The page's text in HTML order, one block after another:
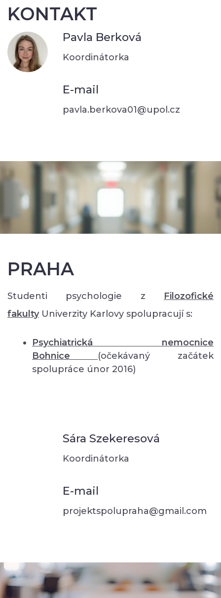
KONTAKT
Pavla Berková
Koordinátorka
E-mail
pavla.berkova01@upol.cz
PRAHA
Studenti psychologie z Filozofické
fakulty Univerzity Karlovy spolupracují s:
Psychiatrická nemocnice
Bohnice (očekávaný začátek
spolupráce únor 2016)
Sára Szekeresová
Koordinátorka
E-mail
projektspolupraha@gmail.com